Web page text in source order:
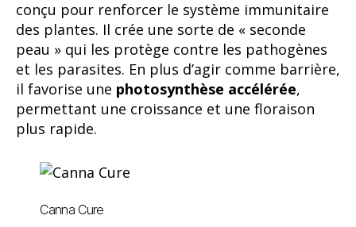
conçu pour renforcer le système immunitaire
des plantes. Il crée une sorte de « seconde
peau » qui les protège contre les pathogènes
et les parasites. En plus d’agir comme barrière,
il favorise une photosynthèse accélérée,
permettant une croissance et une floraison
plus rapide.
Canna Cure